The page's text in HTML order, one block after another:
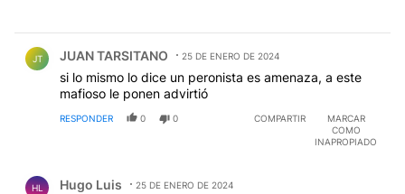
JT JUAN TARSITANO 25 DE ENERO DE 2024
si lo mismo lo dice un peronista es amenaza, a este
mafioso le ponen advirtió
RESPONDER 0 0 COMPARTIR
MARCAR
COMO
INAPROPIADO
HL Hugo Luis 25 DE ENERO DE 2024